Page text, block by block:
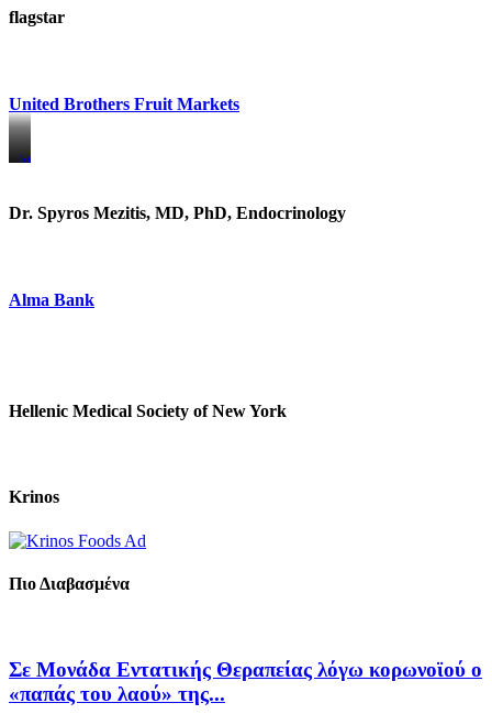
flagstar
United Brothers Fruit Markets
https://www.unitedbrothersfruitmarkets.com/
https://www.unitedbrothersfruitmarkets.com/
Dr. Spyros Mezitis, MD, PhD, Endocrinology
Alma Bank
Hellenic Medical Society of New York
Krinos
Πιο Διαβασμένα
Σε Μονάδα Εντατικής Θεραπείας λόγω κορωνοϊού ο
«παπάς του λαού» της...